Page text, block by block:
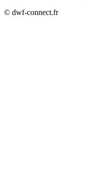
© dwf-connect.fr